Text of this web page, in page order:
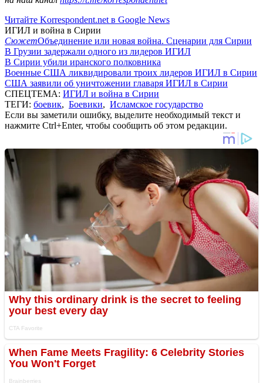
Читайте Korrespondent.net в Google News
ИГИЛ и война в Сирии
СюжетОбъединение или новая война. Сценарии для Сирии
В Грузии задержали одного из лидеров ИГИЛ
В Сирии убили иранского полковника
Военные США ликвидировали троих лидеров ИГИЛ в Сирии
США заявили об уничтожении главаря ИГИЛ в Сирии
СПЕЦТЕМА: ИГИЛ и война в Сирии
ТЕГИ: боевик, Боевики, Исламское государство
Если вы заметили ошибку, выделите необходимый текст и
нажмите Ctrl+Enter, чтобы сообщить об этом редакции.